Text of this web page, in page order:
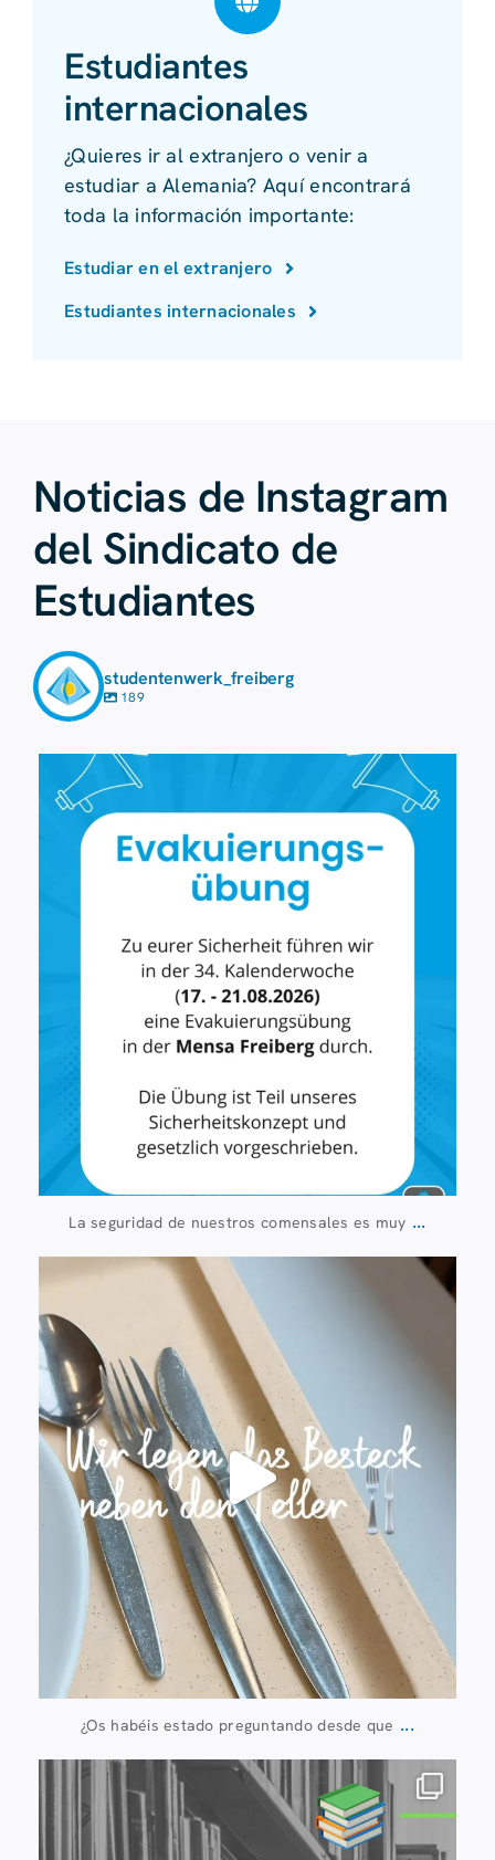
Estudiantes
internacionales
¿Quieres ir al extranjero o venir a
estudiar a Alemania? Aquí encontrará
toda la información importante:
Estudiar en el extranjero
Estudiantes internacionales
Noticias de Instagram
del Sindicato de
Estudiantes
studentenwerk_freiberg
189
La seguridad de nuestros comensales es muy ...
23 de julio
224
¿Os habéis estado preguntando desde que ...
20 de julio
0